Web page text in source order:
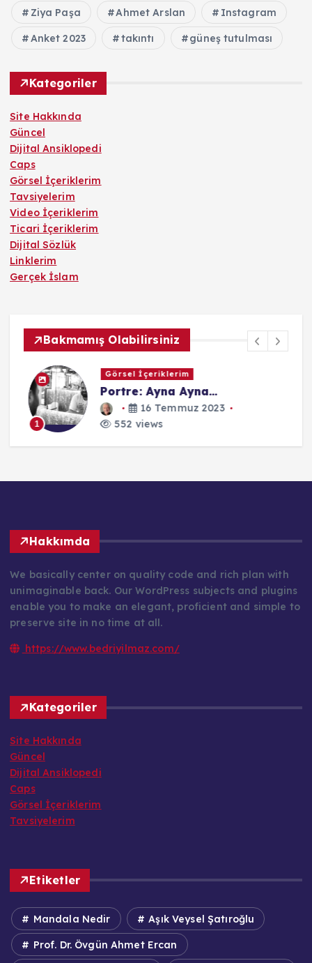
Ziya Paşa Ahmet Arslan Instagram
Anket 2023 takıntı güneş tutulması
Kategoriler
Site Hakkında
Güncel
Dijital Ansiklopedi
Caps
Görsel İçeriklerim
Tavsiyelerim
Video İçeriklerim
Ticari İçeriklerim
Dijital Sözlük
Linklerim
Gerçek İslam
Bakmamış Olabilirsiniz
1
Görsel İçeriklerim
Portre: Ayna Ayna…
16 Temmuz 2023
552 views
Hakkımda
We basically center on quality code and rich plan with
unimaginable back. Our WordPress subjects and plugins
enable you to make an elegant, proficient and simple to
preserve site in no time at all.
https://www.bedriyilmaz.com/
Kategoriler
Site Hakkında
Güncel
Dijital Ansiklopedi
Caps
Görsel İçeriklerim
Tavsiyelerim
Etiketler
Mandala Nedir Aşık Veysel Şatıroğlu
Prof. Dr. Övgün Ahmet Ercan